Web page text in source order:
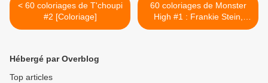
< 60 coloriages de T'choupi
#2 [Coloriage]
60 coloriages de Monster
High #1 : Frankie Stein,
Draculaura et Clawdeen
Hébergé par Overblog
Top articles